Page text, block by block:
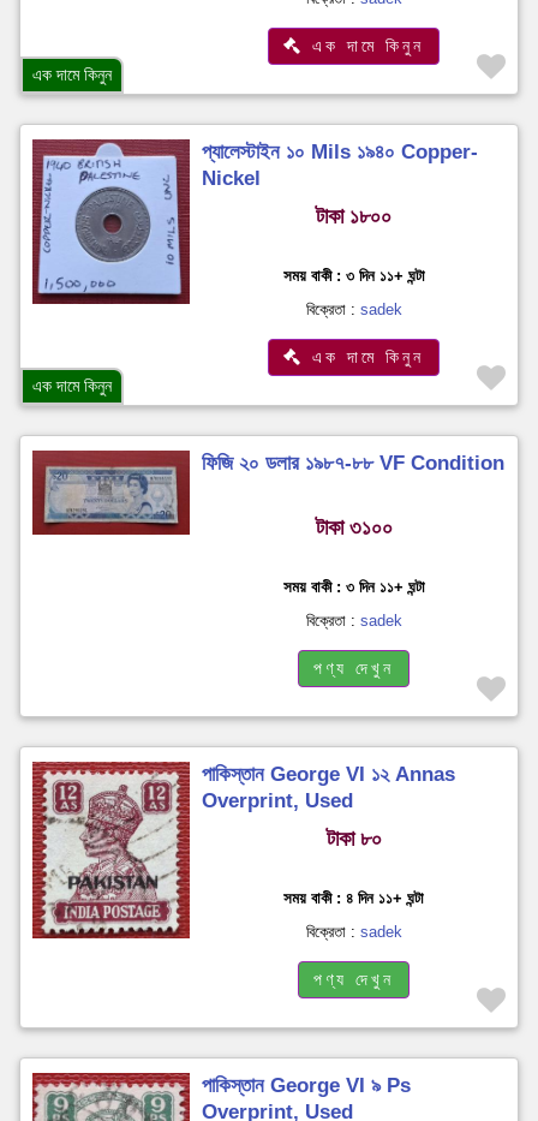
এক দামে কিনুন
এক দামে কিনুন
প্যালেস্টাইন ১০ Mils ১৯৪০ Copper-
Nickel
টাকা ১৮০০
সময় বাকী : ৩ দিন ১১+ ঘন্টা
বিক্রেতা : sadek
এক দামে কিনুন
এক দামে কিনুন
ফিজি ২০ ডলার ১৯৮৭-৮৮ VF Condition
টাকা ৩১০০
সময় বাকী : ৩ দিন ১১+ ঘন্টা
বিক্রেতা : sadek
পণ্য দেখুন
পাকিস্তান George VI ১২ Annas
Overprint, Used
টাকা ৮০
সময় বাকী : ৪ দিন ১১+ ঘন্টা
বিক্রেতা : sadek
পণ্য দেখুন
পাকিস্তান George VI ৯ Ps
Overprint, Used